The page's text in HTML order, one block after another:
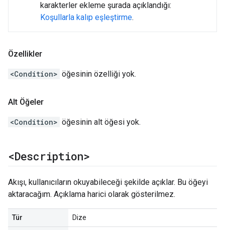
karakterler ekleme şurada açıklandığı:
Koşullarla kalıp eşleştirme.
Özellikler
<Condition> öğesinin özelliği yok.
Alt Öğeler
<Condition> öğesinin alt öğesi yok.
<Description>
Akışı, kullanıcıların okuyabileceği şekilde açıklar. Bu öğeyi
aktaracağım. Açıklama harici olarak gösterilmez.
Tür Dize